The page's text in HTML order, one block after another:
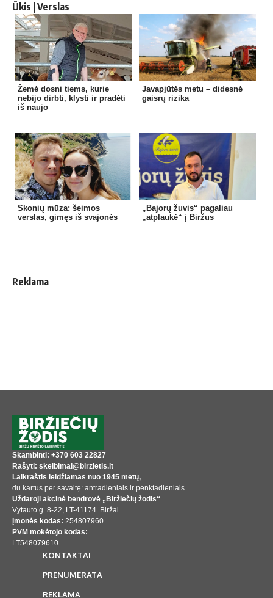
Ūkis | Verslas
Žemė dosni tiems, kurie
nebijo dirbti, klysti ir pradėti
iš naujo
Javapjūtės metu – didesnė
gaisrų rizika
Skonių mūza: šeimos
verslas, gimęs iš svajonės
„Bajorų žuvis“ pagaliau
„atplaukė“ į Biržus
Reklama
Skambinti: +370 603 22827
Rašyti: skelbimai@birzietis.lt
Laikraštis leidžiamas nuo 1945 metų,
du kartus per savaitę: antradieniais ir penktadieniais.
Uždaroji akcinė bendrovė „Biržiečių žodis“
Vytauto g. 8-22, LT-41174. Biržai
Įmonės kodas: 254807960
PVM mokėtojo kodas:
LT548079610
KONTAKTAI
PRENUMERATA
REKLAMA